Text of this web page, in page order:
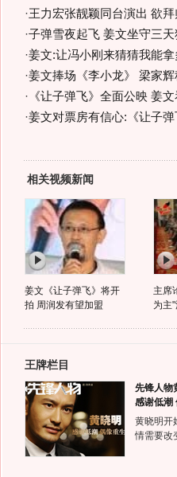
·王力宏张靓颖同台演出 欲
·子弹雪夜起飞 姜文坐守三
·姜文:让冯小刚来猜猜我能
·姜文捧场《李小龙》 梁家
· 《让子弹飞》全面公映 姜
·姜文对票房有信心:《让子
相关视频新闻
姜文《让子弹飞》将开
拍 周润发有望加盟
主席
为主
王牌栏目
先锋人物
感谢低潮
黄晓明开
情需要